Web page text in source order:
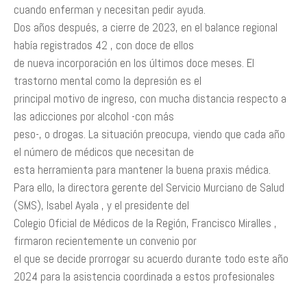
cuando enferman y necesitan pedir ayuda.
Dos años después, a cierre de 2023, en el balance regional
había registrados 42 , con doce de ellos
de nueva incorporación en los últimos doce meses. El
trastorno mental como la depresión es el
principal motivo de ingreso, con mucha distancia respecto a
las adicciones por alcohol -con más
peso-, o drogas. La situación preocupa, viendo que cada año
el número de médicos que necesitan de
esta herramienta para mantener la buena praxis médica.
Para ello, la directora gerente del Servicio Murciano de Salud
(SMS), Isabel Ayala , y el presidente del
Colegio Oficial de Médicos de la Región, Francisco Miralles ,
firmaron recientemente un convenio por
el que se decide prorrogar su acuerdo durante todo este año
2024 para la asistencia coordinada a estos profesionales